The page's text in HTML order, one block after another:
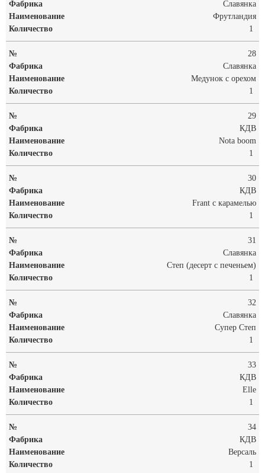
Славянка
Фрутландия
1
28
Славянка
Медунок с орехом
1
29
КДВ
Nota boom
1
30
КДВ
Frant с карамелью
1
31
Славянка
Степ (десерт с печеньем)
1
32
Славянка
Супер Степ
1
33
КДВ
Elle
1
34
КДВ
Версаль
1